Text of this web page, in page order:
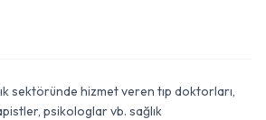
sektöründe hizmet veren tıp doktorları,
psikologlar vb. sağlık